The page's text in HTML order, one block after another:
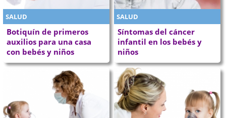
SALUD
Botiquín de primeros
auxilios para una casa
con bebés y niños
SALUD
Síntomas del cáncer
infantil en los bebés y
niños